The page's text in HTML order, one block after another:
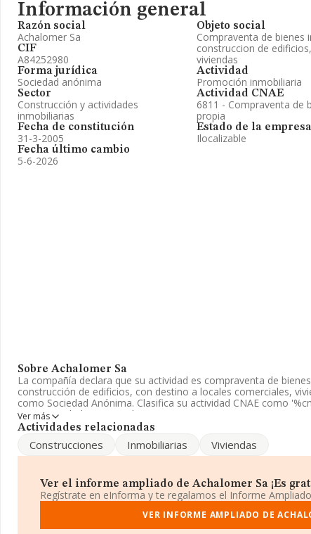
Información general
Razón social
Achalomer Sa
CIF
A84252980
Forma jurídica
Sociedad anónima
Sector
Construcción y actividades
inmobiliarias
Fecha de constitución
31-3-2005
Fecha último cambio
5-6-2026
Objeto social
Compraventa de bienes
construccion de
viviendas
Actividad
Promoción inmobiliaria
Actividad CNAE
6811 - Compraventa de
propia
Estado de la empresa
Ilocalizable
Sobre Achalomer Sa
La compañía declara que su actividad es compraventa de
construcción de edificios, con destino a locales comerciales,
como Sociedad Anónima. Clasifica su actividad CNAE como
tiene actividad en mercados exteriores.
núm. 5, (28020), en el municipio de Madrid, Madrid.
ámbito nacional alcanza los 7.139 millones de euros y la media
mil euros de ventas en 2024. En relación con la información de
datos INFORMA constan 16384 empresas, cuyas ventas han
Como información adicional de interés, los empleados de
constitución es de 13 años.
Ver más
Actividades relacionadas
Construcciones Inmobiliarias Viviendas
Ver el informe ampliado de Achalomer Sa ¡Es
Regístrate en eInforma y te regalamos el Informe
VER INFORME AMPLIADO DE